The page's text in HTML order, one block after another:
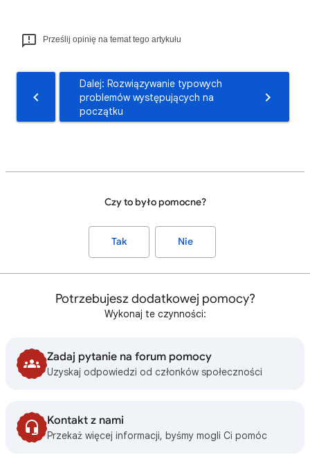
Prześlij opinię na temat tego artykułu
Dalej: Rozwiązywanie typowych
problemów występujących na
początku
Czy to było pomocne?
Tak Nie
Potrzebujesz dodatkowej pomocy?
Wykonaj te czynności:
Zadaj pytanie na forum pomocy
Uzyskaj odpowiedzi od członków społeczności
Kontakt z nami
Przekaż więcej informacji, byśmy mogli Ci pomóc